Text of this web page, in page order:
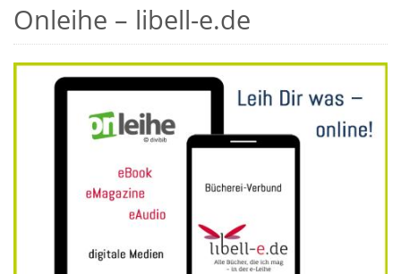
Onleihe – libell-e.de